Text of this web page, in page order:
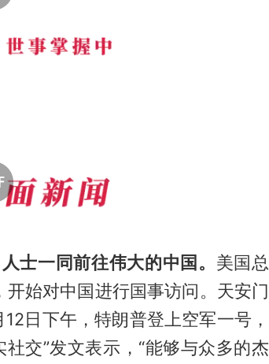
士一同前往伟大的中国。 美国总
始对中国进行国事访问。天安门
日下午，特朗普登上空军一号，
交”发文表示，“能够与众多的杰